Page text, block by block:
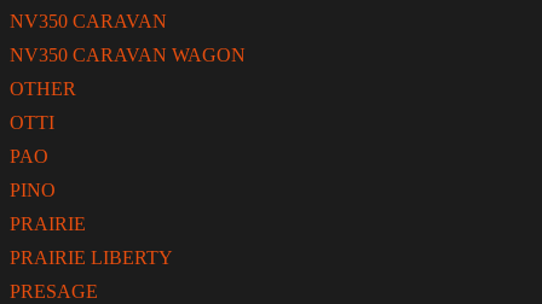
NV350 CARAVAN
NV350 CARAVAN WAGON
OTHER
OTTI
PAO
PINO
PRAIRIE
PRAIRIE LIBERTY
PRESAGE